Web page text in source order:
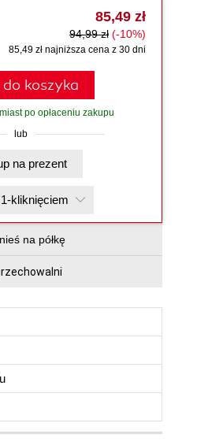
85,49 zł
94,99 zł (-10%)
85,49 zł najniższa cena z 30 dni
koszyka
po opłaceniu zakupu
lub
Kup na prezent
kliknięciem
na półkę